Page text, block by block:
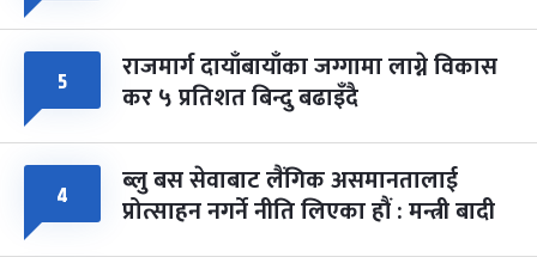
५ राजमार्ग दायाँबायाँका जग्गामा लाग्ने विकास
कर ५ प्रतिशत बिन्दु बढाइँदै
४ ब्लु बस सेवाबाट लैंगिक असमानतालाई
प्रोत्साहन नगर्ने नीति लिएका हौं : मन्त्री बादी